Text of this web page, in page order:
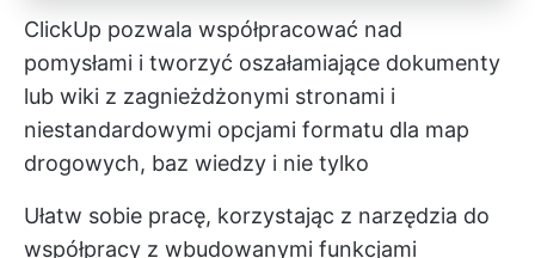
ClickUp pozwala współpracować nad
pomysłami i tworzyć oszałamiające dokumenty
lub wiki z zagnieżdżonymi stronami i
niestandardowymi opcjami formatu dla map
drogowych, baz wiedzy i nie tylko
Ułatw sobie pracę, korzystając z narzędzia do
współpracy z wbudowanymi funkcjami